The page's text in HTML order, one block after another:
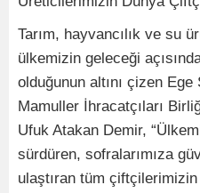
Tarım, hayvancılık ve su
ülkemizin geleceği
olduğunun altını çizen
Mamuller İhracatçıları
Ufuk Atakan Demir,
sürdüren, sofralarımıza
ulaştıran tüm